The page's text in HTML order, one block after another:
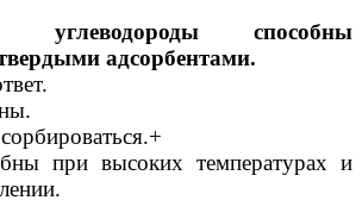
углеводороды способны
адсорбентами.
при высоких температурах и